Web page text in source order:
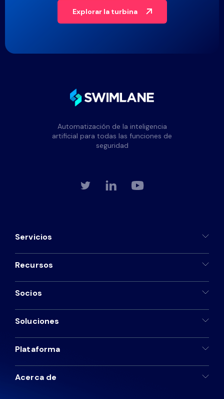
Explorar la turbina
Automatización de la inteligencia
artificial para todas las funciones de
seguridad
Servicios
Recursos
Socios
Soluciones
Plataforma
Acerca de